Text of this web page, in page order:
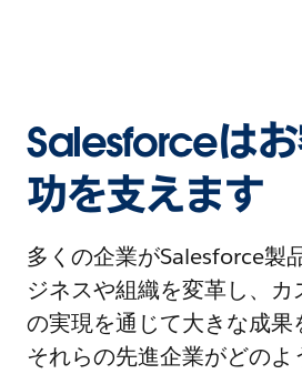
Salesforceは
功を支えます
多くの企業がSalesforce製
ジネスや組織を変革し、カ
の実現を通じて大きな成果
それらの先進企業がどの